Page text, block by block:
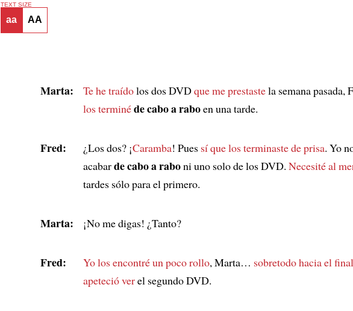
TEXT SIZE
aa AA
Marta: Te he traídolos dos DVDque me prestastela semana pasada,
los terminéde cabo a raboen una tarde.
Fred: ¿Los dos? ¡Caramba! Pues sí que los terminaste de prisa. Yo
acabarde cabo a raboni uno solo de los DVD. Necesité al
tardes sólo para el primero.
Marta: ¡No me digas! ¿Tanto?
Fred: Yo los encontré un poco rollo, Marta… sobretodo hacia el final
apeteció verel segundo DVD.